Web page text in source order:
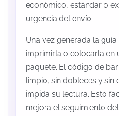
económico, estándar o
urgencia del envío.
Una vez generada la
imprimirla o colocarla en
paquete. El código de
limpio, sin dobleces y sin
impida su lectura. Esto
mejora el seguimiento